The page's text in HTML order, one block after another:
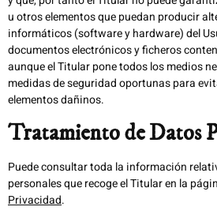
u otros elementos que puedan producir
informáticos (software y hardware) del
documentos electrónicos y ficheros
aunque el Titular pone todos los medios
medidas de seguridad oportunas para
elementos dañinos.
Tratamiento de Datos
Puede consultar toda la información
personales que recoge el Titular en la
Privacidad.